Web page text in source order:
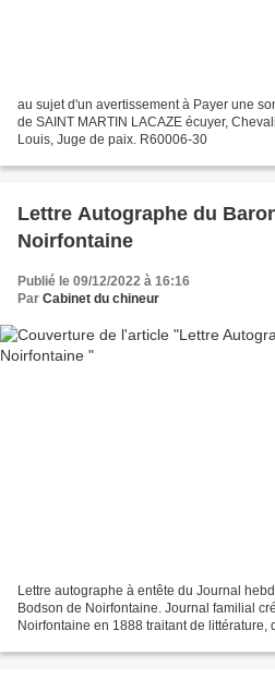
au sujet d'un avertissement à Payer une
de SAINT MARTIN LACAZE écuyer,
Louis, Juge de paix. R60006-30
Lettre Autographe du
Noirfontaine
Publié le 09/12/2022 à 16:16
Par Cabinet du chineur
Lettre autographe à entête du Journal
Bodson de Noirfontaine. Journal familial
Noirfontaine en 1888 traitant de littérature,